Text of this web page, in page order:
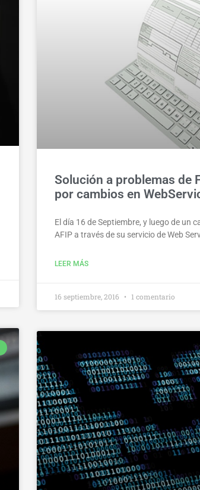
Solución a problemas de
por cambios en
El día 16 de Septiembre, y luego de un
AFIP a través de su servicio de Web
LEER MÁS
16 septiembre, 2016 1 comentario